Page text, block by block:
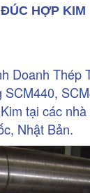
HỢP KIM
Doanh Thép
tại các
Nhật Bản.